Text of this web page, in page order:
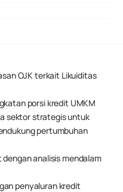
OJK terkait Likuiditas
porsi kredit UMKM
sektor strategis untuk
pertumbuhan
analisis mendalam
penyaluran kredit